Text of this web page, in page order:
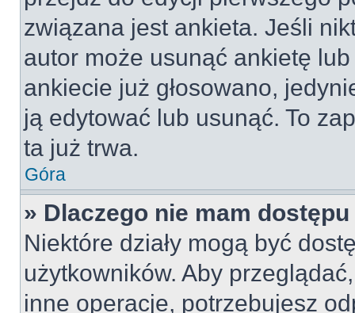
związana jest ankieta. Jeśli
autor może usunąć ankietę
ankiecie już głosowano,
ją edytować lub usunąć. To
ta już trwa.
Góra
» Dlaczego nie mam dostępu
Niektóre działy mogą być
użytkowników. Aby
inne operacje, potrzebujesz